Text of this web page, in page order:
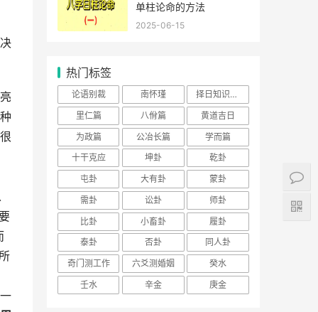
单柱论命的方法
2025-06-15
热门标签
论语别裁 南怀瑾
择日知识大全
里仁篇
八佾篇
黄道吉日
为政篇
公冶长篇
学而篇
十干克应
坤卦
乾卦
屯卦
大有卦
蒙卦
需卦
讼卦
师卦
比卦
小畜卦
履卦
泰卦
否卦
同人卦
奇门测工作
六爻测婚姻
癸水
壬水
辛金 庚金